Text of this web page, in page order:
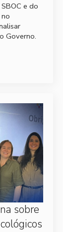
e do
Governo.
sobre